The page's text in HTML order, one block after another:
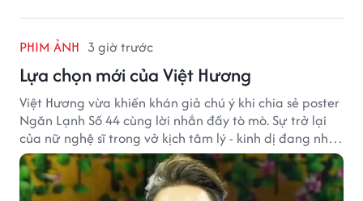
PHIM ẢNH 3 giờ trước
Lựa chọn mới của Việt Hương
Việt Hương vừa khiến khán giả chú ý khi chia sẻ poster
Ngăn Lạnh Số 44 cùng lời nhắn đầy tò mò. Sự trở lại
của nữ nghệ sĩ trong vở kịch tâm lý - kinh dị đang nhận
được nhiều quan tâm từ công chúng.